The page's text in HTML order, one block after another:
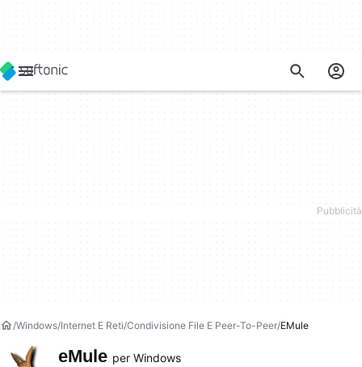
Windows Internet E Reti Condivisione File E Peer-To-Peer EMule
eMule per Windows